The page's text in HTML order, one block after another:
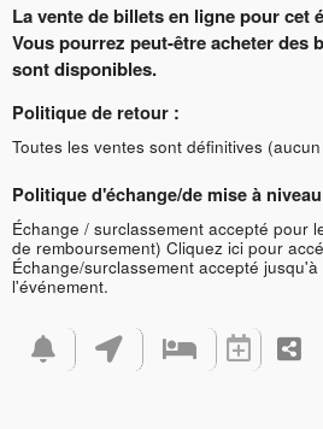
La vente de billets en ligne pour cet
Vous pourrez peut-être acheter des
sont disponibles.
Politique de retour :
Toutes les ventes sont définitives
Politique d'échange/de mise à
Échange / surclassement accepté pour
de remboursement) Cliquez ici pour
Échange/surclassement accepté
l'événement.